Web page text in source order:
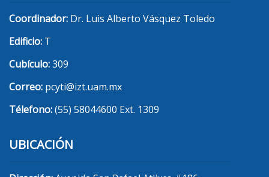
Coordinador: Dr. Luis Alberto Vásquez Toledo
Edificio: T
Cubículo:309
Correo: pcyti@izt.uam.mx
Télefono:(55) 58044600 Ext. 1309
UBICACIÓN